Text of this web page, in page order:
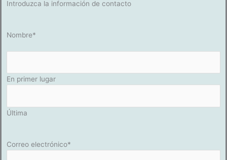
Introduzca la información de contacto
Nombre*
En primer lugar
Última
Correo electrónico*